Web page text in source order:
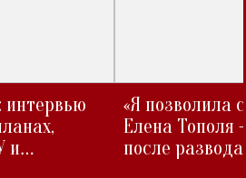
интервью
и
«Я позволила
Елена Тополя
после развода